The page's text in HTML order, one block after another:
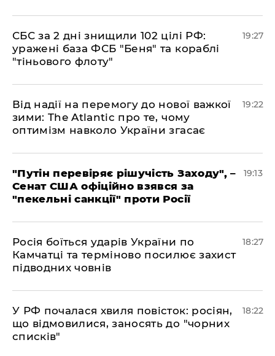
​СБС за 2 дні знищили 102 цілі РФ:
уражені база ФСБ "Беня" та кораблі
"тіньового флоту"
19:27
​Від надії на перемогу до нової важкої
зими: The Atlantic про те, чому
оптимізм навколо України згасає
19:22
​"Путін перевіряє рішучість Заходу", –
Сенат США офіційно взявся за
"пекельні санкції" проти Росії
19:13
​Росія боїться ударів України по
Камчатці та терміново посилює захист
підводних човнів
18:27
​У РФ почалася хвиля повісток: росіян,
що відмовилися, заносять до "чорних
списків"
18:22